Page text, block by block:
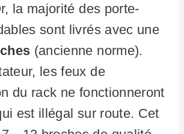
la majorité des porte-
sont livrés avec une
(ancienne norme).
les feux de
du rack ne fonctionneront
est illégal sur route. Cet